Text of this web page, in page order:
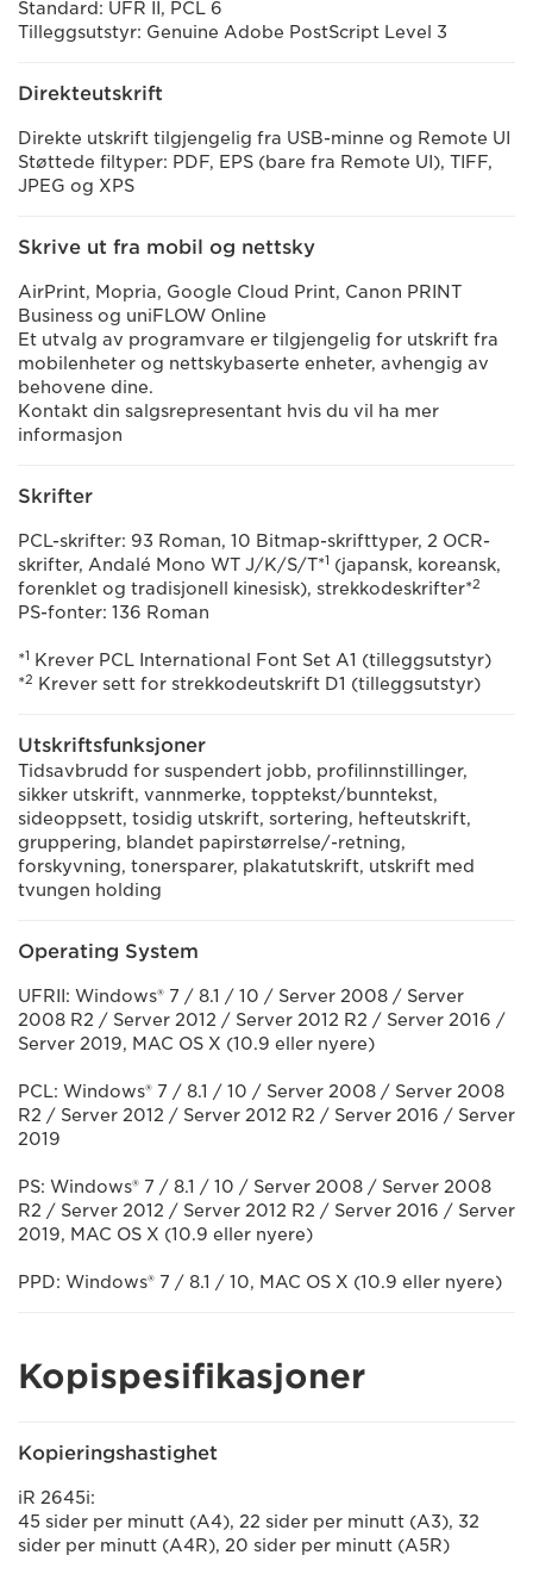
Standard: UFR II, PCL 6
Tilleggsutstyr: Genuine Adobe PostScript Level 3
Direkteutskrift
Direkte utskrift tilgjengelig fra USB-minne og Remote UI
Støttede filtyper: PDF, EPS (bare fra Remote UI), TIFF,
JPEG og XPS
Skrive ut fra mobil og nettsky
AirPrint, Mopria, Google Cloud Print, Canon PRINT
Business og uniFLOW Online
Et utvalg av programvare er tilgjengelig for utskrift fra
mobilenheter og nettskybaserte enheter, avhengig av
behovene dine.
Kontakt din salgsrepresentant hvis du vil ha mer
informasjon
Skrifter
PCL-skrifter: 93 Roman, 10 Bitmap-skrifttyper, 2 OCR-
skrifter, Andalé Mono WT J/K/S/T*1 (japansk, koreansk,
forenklet og tradisjonell kinesisk), strekkodeskrifter*2
PS-fonter: 136 Roman
*1 Krever PCL International Font Set A1 (tilleggsutstyr)
*2 Krever sett for strekkodeutskrift D1 (tilleggsutstyr)
Utskriftsfunksjoner
Tidsavbrudd for suspendert jobb, profilinnstillinger,
sikker utskrift, vannmerke, topptekst/bunntekst,
sideoppsett, tosidig utskrift, sortering, hefteutskrift,
gruppering, blandet papirstørrelse/-retning,
forskyvning, tonersparer, plakatutskrift, utskrift med
tvungen holding
Operating System
UFRII: Windows® 7 / 8.1 / 10 / Server 2008 / Server
2008 R2 / Server 2012 / Server 2012 R2 / Server 2016 /
Server 2019, MAC OS X (10.9 eller nyere)
PCL: Windows® 7 / 8.1 / 10 / Server 2008 / Server 2008
R2 / Server 2012 / Server 2012 R2 / Server 2016 / Server
2019
PS: Windows® 7 / 8.1 / 10 / Server 2008 / Server 2008
R2 / Server 2012 / Server 2012 R2 / Server 2016 / Server
2019, MAC OS X (10.9 eller nyere)
PPD: Windows® 7 / 8.1 / 10, MAC OS X (10.9 eller nyere)
Kopispesifikasjoner
Kopieringshastighet
iR 2645i:
45 sider per minutt (A4), 22 sider per minutt (A3), 32
sider per minutt (A4R), 20 sider per minutt (A5R)